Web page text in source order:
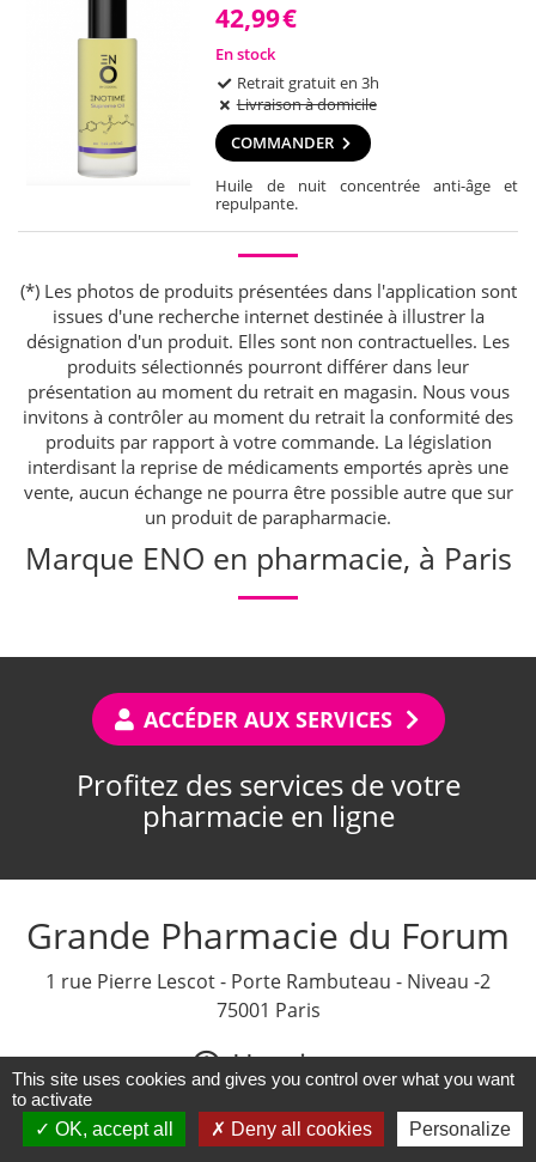
42,99€
En stock
Retrait gratuit en 3h
Livraison à domicile
COMMANDER
Huile de nuit concentrée anti-âge et
repulpante.
(*) Les photos de produits présentées dans l'application sont
issues d'une recherche internet destinée à illustrer la
désignation d'un produit. Elles sont non contractuelles. Les
produits sélectionnés pourront différer dans leur
présentation au moment du retrait en magasin. Nous vous
invitons à contrôler au moment du retrait la conformité des
produits par rapport à votre commande. La législation
interdisant la reprise de médicaments emportés après une
vente, aucun échange ne pourra être possible autre que sur
un produit de parapharmacie.
Marque ENO en pharmacie, à Paris
ACCÉDER AUX SERVICES
Profitez des services de votre
pharmacie en ligne
Grande Pharmacie du Forum
1 rue Pierre Lescot - Porte Rambuteau - Niveau -2
75001 Paris
Horaires
OUVERT DU LUNDI AU SAMEDI de 8h30 à 20h30
DIMANCHE de 10h à 20h
This site uses cookies and gives you control over what you want
to activate
OK, accept all
Deny all cookies Personalize